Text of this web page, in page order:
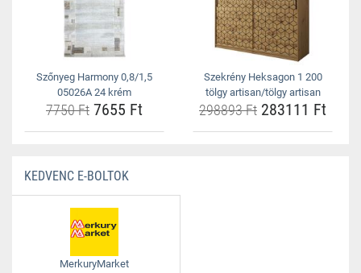
Szőnyeg Harmony 0,8/1,5
05026A 24 krém
7750 Ft 7655 Ft
Szekrény Heksagon 1 200
tölgy artisan/tölgy artisan
298893 Ft 283111 Ft
KEDVENC E-BOLTOK
MerkuryMarket